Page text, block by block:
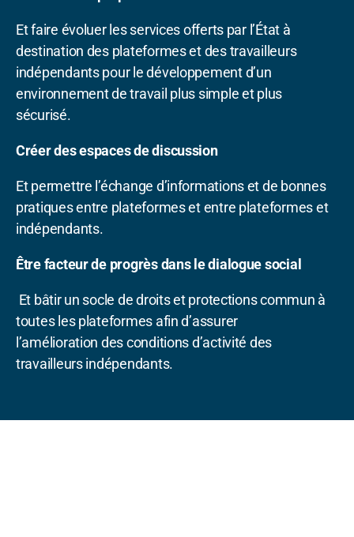
Et faire évoluer les services offerts par l’État à
destination des plateformes et des travailleurs
indépendants pour le développement d’un
environnement de travail plus simple et plus
sécurisé.
Créer des espaces de discussion
Et permettre l’échange d’informations et de bonnes
pratiques entre plateformes et entre plateformes et
indépendants.
Être facteur de progrès dans le dialogue social
Et bâtir un socle de droits et protections commun à
toutes les plateformes afin d’assurer
l’amélioration des conditions d’activité des
travailleurs indépendants.